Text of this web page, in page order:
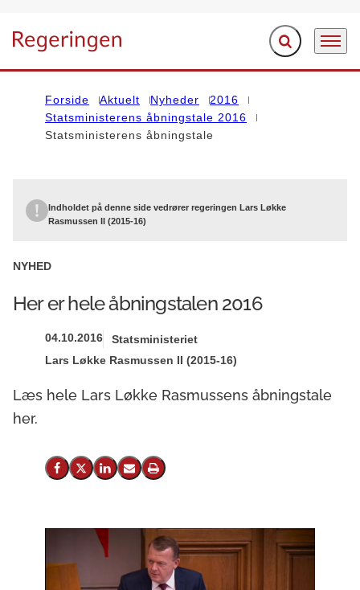
Gå til forsiden Fold søgefelt ud
Menu
Forside Aktuelt Nyheder
2016
Statsministerens åbningstale 2016
Statsministerens åbningstale
Indholdet på denne side vedrører regeringen Lars Løkke
Rasmussen II (2015-16)
NYHED
Her er hele åbningstalen 2016
04.10.2016
Statsministeriet
Lars Løkke Rasmussen II (2015-16)
Læs hele Lars Løkke Rasmussens åbningstale
her.
Del på Facebook
Del på X (Twitter)
Del på LinkedIn
Send email
Print